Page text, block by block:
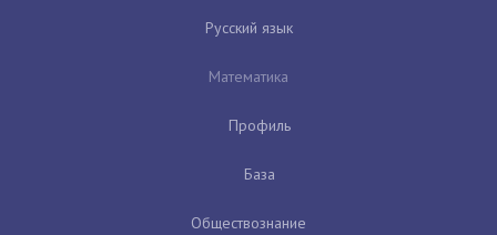
Русский язык
Математика
Профиль
База
Обществознание